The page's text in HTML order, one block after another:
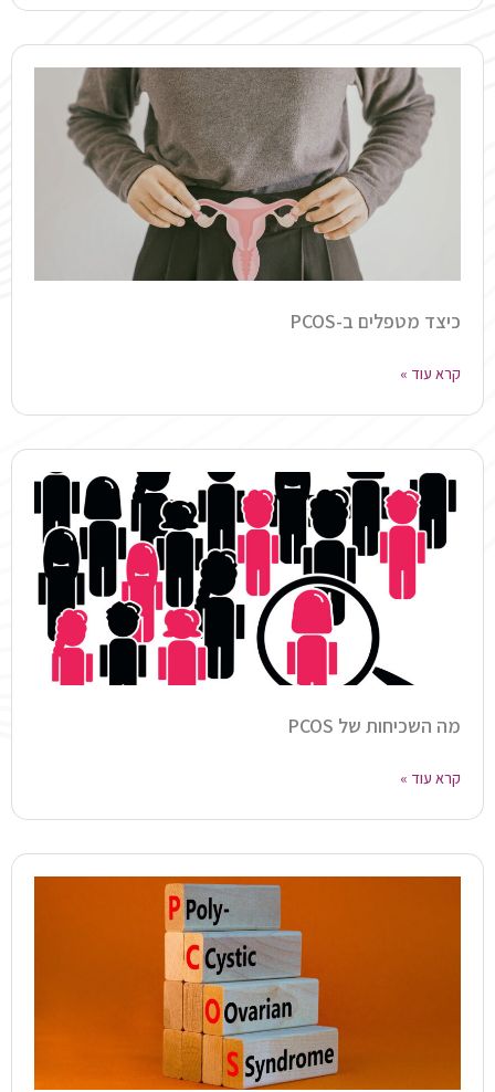
כיצד מטפלים ב-PCOS
קרא עוד »
מה השכיחות של PCOS
קרא עוד »